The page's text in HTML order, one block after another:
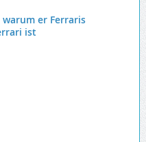
warum er Ferraris
ist